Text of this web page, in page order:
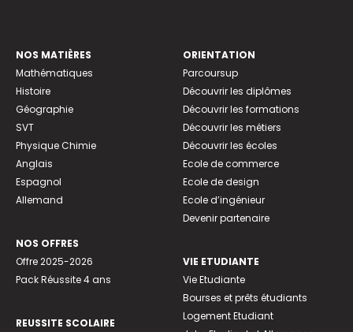
NOS MATIÈRES
Mathématiques
Histoire
Géographie
SVT
Physique Chimie
Anglais
Espagnol
Allemand
NOS OFFRES
Offre 2025-2026
Pack Réussite 4 ans
REUSSITE SCOLAIRE
ORIENTATION
Parcoursup
Découvrir les diplômes
Découvrir les formations
Découvrir les métiers
Découvrir les écoles
Ecole de commerce
Ecole de design
Ecole d’ingénieur
Devenir partenaire
VIE ETUDIANTE
Vie Etudiante
Bourses et prêts étudiants
Logement Etudiant